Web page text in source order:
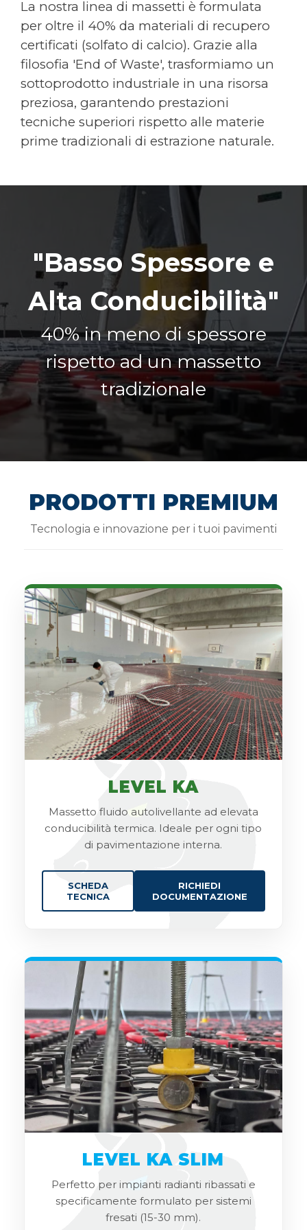
La nostra linea di massetti è formulata
per oltre il 40% da materiali di recupero
certificati (solfato di calcio). Grazie alla
filosofia 'End of Waste', trasformiamo un
sottoprodotto industriale in una risorsa
preziosa, garantendo prestazioni
tecniche superiori rispetto alle materie
prime tradizionali di estrazione naturale.
"Basso Spessore e
Alta Conducibilità"
40% in meno di spessore
rispetto ad un massetto
tradizionale
PRODOTTI PREMIUM
Tecnologia e innovazione per i tuoi pavimenti
LEVEL KA
Massetto fluido autolivellante ad elevata
conducibilità termica. Ideale per ogni tipo
di pavimentazione interna.
SCHEDA
TECNICA
RICHIEDI
DOCUMENTAZIONE
LEVEL KA SLIM
Perfetto per impianti radianti ribassati e
specificamente formulato per sistemi
fresati (15-30 mm).